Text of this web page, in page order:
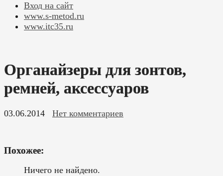
Вход на сайт
www.s-metod.ru
www.itc35.ru
Органайзеры для зонтов,
ремней, аксессуаров
03.06.2014 Нет комментариев
Похожее:
Ничего не найдено.